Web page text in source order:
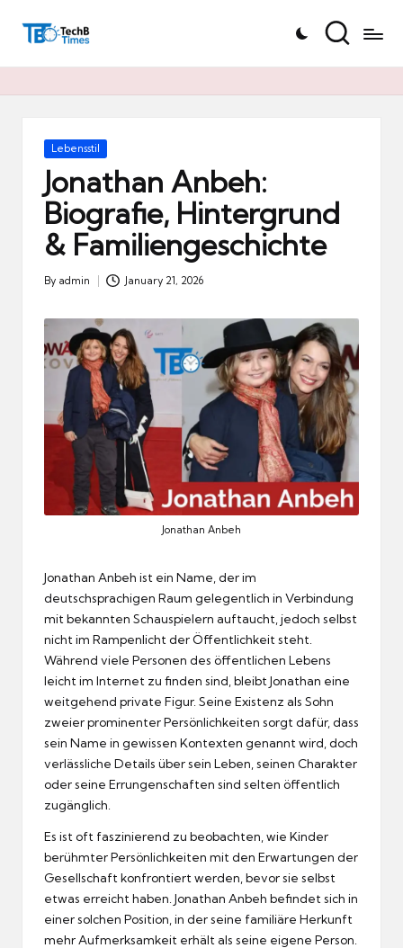
T
h
Posted
Lebensstil
Jonathan Anbeh:
Biografie, Hintergrund
& Familiengeschichte
Posted
By admin January 21, 2026
Jonathan Anbeh
Jonathan Anbeh ist ein Name, der im
deutschsprachigen Raum gelegentlich in Verbindung
mit bekannten Schauspielern auftaucht, jedoch selbst
nicht im Rampenlicht der Öffentlichkeit steht.
Während viele Personen des öffentlichen Lebens
leicht im Internet zu finden sind, bleibt Jonathan eine
weitgehend private Figur. Seine Existenz als Sohn
zweier prominenter Persönlichkeiten sorgt dafür, dass
sein Name in gewissen Kontexten genannt wird, doch
verlässliche Details über sein Leben, seinen Charakter
oder seine Errungenschaften sind selten öffentlich
zugänglich.
Es ist oft faszinierend zu beobachten, wie Kinder
berühmter Persönlichkeiten mit den Erwartungen der
Gesellschaft konfrontiert werden, bevor sie selbst
etwas erreicht haben. Jonathan Anbeh befindet sich in
einer solchen Position, in der seine familiäre Herkunft
mehr Aufmerksamkeit erhält als seine eigene Person.